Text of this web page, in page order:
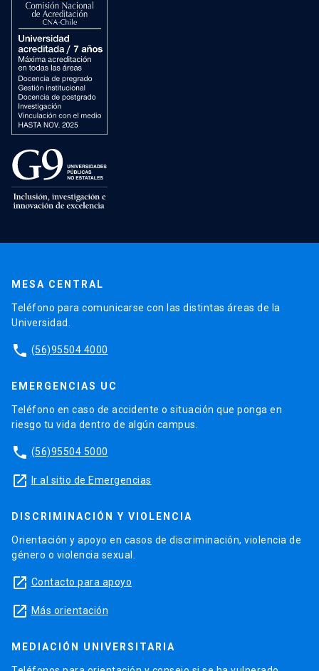
MESA CENTRAL
Teléfono para comunicarse con las distintas áreas de la
Universidad.
phone (56)95504 4000
EMERGENCIAS UC
Teléfono en caso de accidente o situación que ponga en
riesgo tu vida dentro de algún campus.
phone (56)95504 5000
launch Ir al sitio de Emergencias
DISCRIMINACIÓN Y VIOLENCIA
Orientación y apoyo en casos de discriminación, violencia de
género o violencia sexual.
launch Contacto para apoyo
launch Más orientación
MEDIACIÓN UNIVERSITARIA